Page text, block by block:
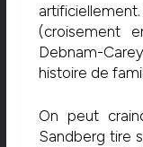
(croisement
Debnam-
histoire de
On peut
Sandberg tire